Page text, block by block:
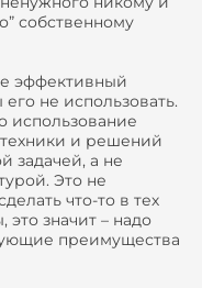
собственному
эффективный
не использовать.
использование
и решений
задачей, а не
Это не
что-то в тех
это значит – надо
преимущества